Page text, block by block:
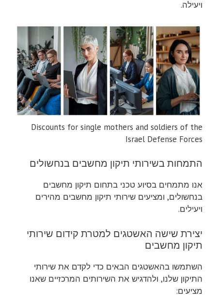
ויעילה.
Discounts for single mothers and soldiers of the
Israel Defense Forces
התמחות בשירותי תיקון מחשבים בנחשולים
אנו מתמחים בסיוע טכני בתחום תיקון מחשבים
בנחשולים, ומציעים שירותי תיקון מחשבים מהירים
ויעילים.
יצירת שישה האשטגים למטרת קידום שירותי
תיקון מחשבים
השתמשו בהאשטגים הבאים כדי לקדם את שירותי
התיקון שלנו, ולהדגיש את השירותים המרכזיים שאנו
מציעים: